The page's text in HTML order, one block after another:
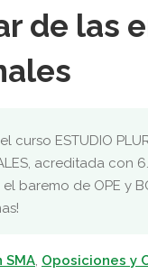
de las
ESTUDIO
acreditada
baremo de OPE y
SMA, Oposiciones y